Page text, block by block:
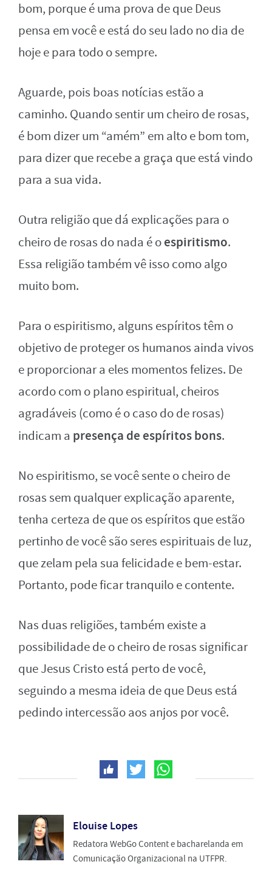
bom, porque é uma prova de que Deus
pensa em você e está do seu lado no dia de
hoje e para todo o sempre.
Aguarde, pois boas notícias estão a
caminho. Quando sentir um cheiro de rosas,
é bom dizer um “amém” em alto e bom tom,
para dizer que recebe a graça que está vindo
para a sua vida.
Outra religião que dá explicações para o
cheiro de rosas do nada é oespiritismo.
Essa religião também vê isso como algo
muito bom.
Para o espiritismo, alguns espíritos têm o
objetivo de proteger os humanos ainda vivos
e proporcionar a eles momentos felizes. De
acordo com o plano espiritual, cheiros
agradáveis (como é o caso do de rosas)
indicam a presença de espíritos bons.
No espiritismo, se você sente o cheiro de
rosas sem qualquer explicação aparente,
tenha certeza de que os espíritos que estão
pertinho de você são seres espirituais de luz,
que zelam pela sua felicidade e bem-estar.
Portanto, pode ficar tranquilo e contente.
Nas duas religiões, também existe a
possibilidade de o cheiro de rosas significar
que Jesus Cristo está perto de você,
seguindo a mesma ideia de que Deus está
pedindo intercessão aos anjos por você.
Elouise Lopes
Redatora WebGo Content e bacharelanda em
Comunicação Organizacional na UTFPR.